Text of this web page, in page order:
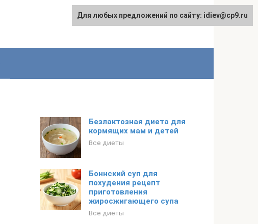
Безлактозная диета для
кормящих мам и детей
Все диеты
Боннский суп для
похудения рецепт
приготовления
жиросжигающего супа
Все диеты
Для любых предложений по сайту: idiev@cp9.ru